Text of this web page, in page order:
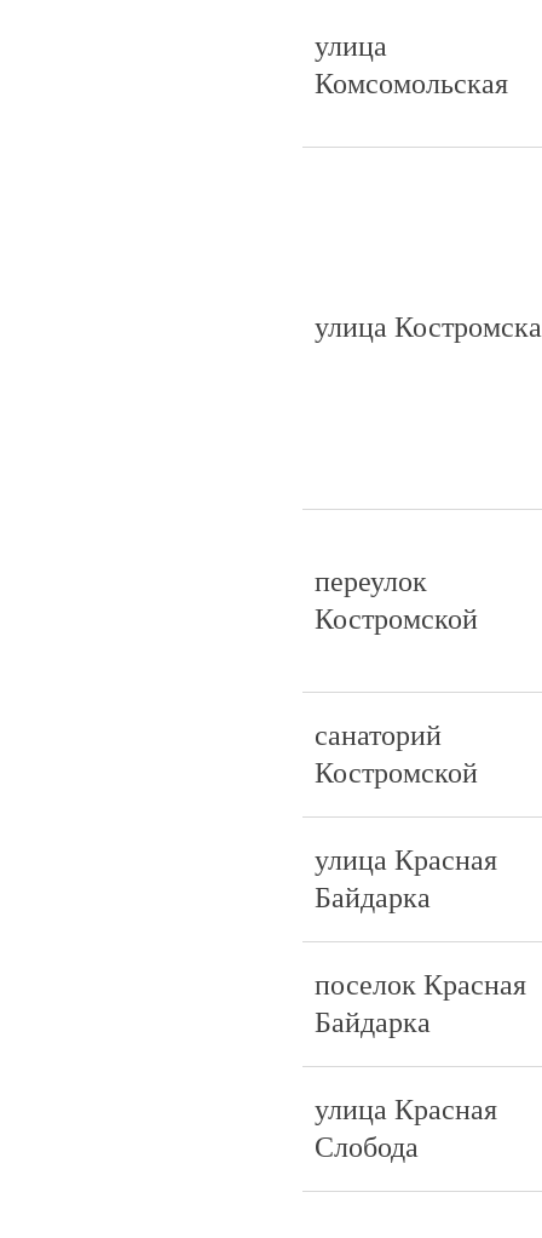
улица
Комсомольская
улица
переулок
Костромской
санаторий
Костромской
улица Красная
Байдарка
поселок Красная
Байдарка
улица Красная
Слобода